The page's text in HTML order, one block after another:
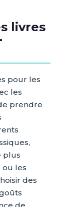
livres
pour les
les
prendre
plus
ou les
des